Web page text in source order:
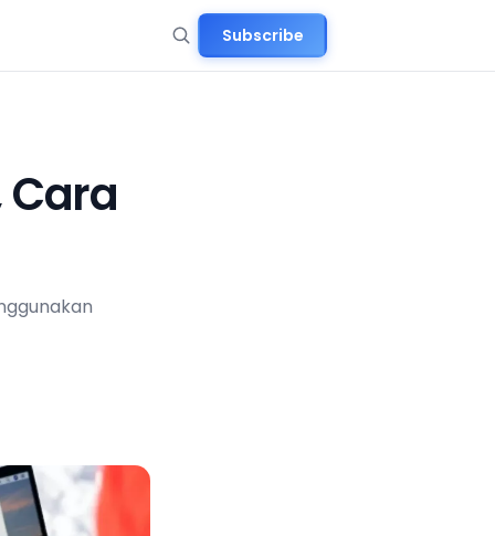
Subscribe
Cara